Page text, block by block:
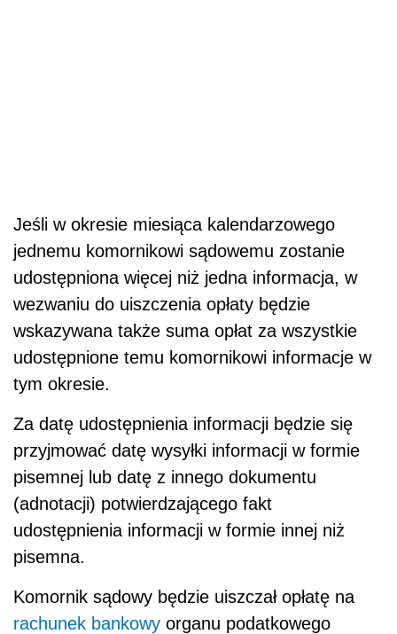
Jeśli w okresie miesiąca kalendarzowego
jednemu komornikowi sądowemu zostanie
udostępniona więcej niż jedna informacja, w
wezwaniu do uiszczenia opłaty będzie
wskazywana także suma opłat za wszystkie
udostępnione temu komornikowi informacje w
tym okresie.
Za datę udostępnienia informacji będzie się
przyjmować datę wysyłki informacji w formie
pisemnej lub datę z innego dokumentu
(adnotacji) potwierdzającego fakt
udostępnienia informacji w formie innej niż
pisemna.
Komornik sądowy będzie uiszczał opłatę na
rachunek bankowy organu podatkowego